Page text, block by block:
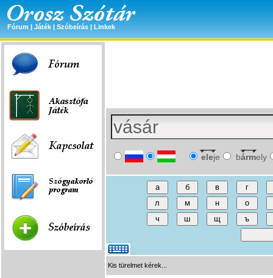
Fórum | Játék | Szóbeírás | Linkek
eleje bármely
Kis türelmet kérek...